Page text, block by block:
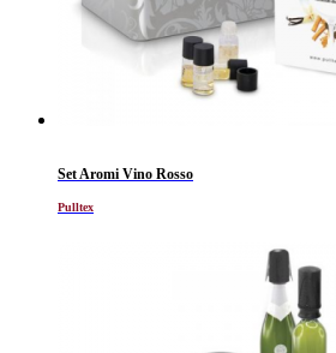
Set Aromi Vino Rosso
Pulltex